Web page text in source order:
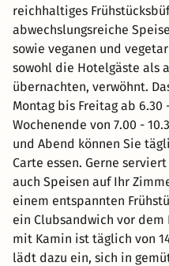
reichhaltiges
abwechslungsreiche
sowie veganen und
sowohl die Hotelgäste als
übernachten, verwöhnt.
Montag bis Freitag ab 6.30
Wochenende von 7.00 -
und Abend können Sie
Carte essen. Gerne
auch Speisen auf Ihr
einem entspannten
ein Clubsandwich vor dem
mit Kamin ist täglich von
lädt dazu ein, sich in